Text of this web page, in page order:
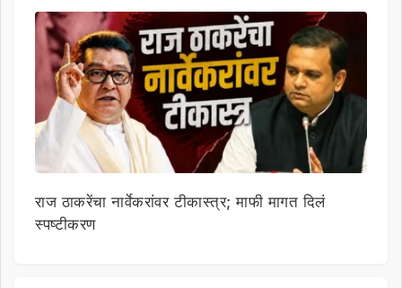
राज ठाकरेंचा नार्वेकरांवर टीकास्त्र; माफी मागत दिलं
स्पष्टीकरण